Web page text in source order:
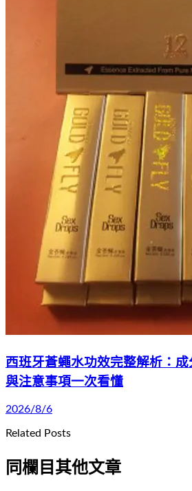
西班牙蒼蠅水功效完整解析：
與注意事項一次看懂
2026/8/6
Related Posts
同欄目其他文章